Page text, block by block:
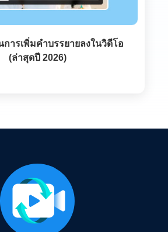
การเพิ่มคำบรรยายลงในวิดีโอ
(ล่าสุดปี 2026)